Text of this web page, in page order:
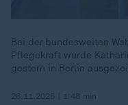
Bei der bundesweiten
Pflegekraft wurde
gestern in Berlin